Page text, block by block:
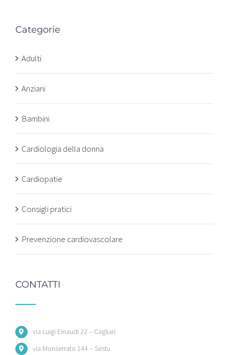
Categorie
Adulti
Anziani
Bambini
Cardiologia della donna
Cardiopatie
Consigli pratici
Prevenzione cardiovascolare
CONTATTI
via Luigi Einaudi 22 – Cagliari
via Monserrato 144 – Sestu